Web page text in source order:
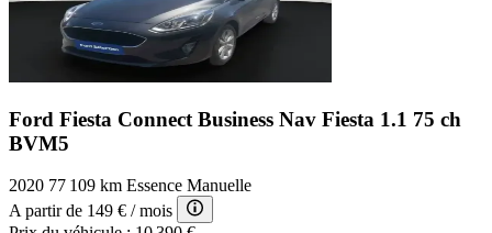
Ford Fiesta Connect Business Nav Fiesta 1.1 75 ch
BVM5
2020 77 109 km Essence Manuelle
A partir de 149 € / mois